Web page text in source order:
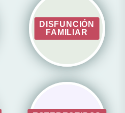
DISFUNCIÓN
FAMILIAR